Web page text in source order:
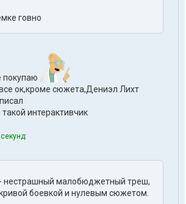
говно
покупаю
ок,кроме сюжета,Дениэл Лихт
интерактивчик
нестрашный малобюджетный треш,
боевкой и нулевым сюжетом.